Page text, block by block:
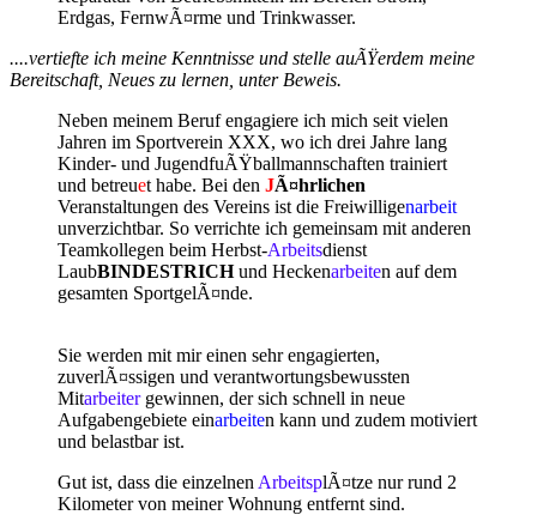
Erdgas, FernwÃ¤rme und Trinkwasser.
....vertiefte ich meine Kenntnisse und stelle auÃŸerdem meine
Bereitschaft, Neues zu lernen, unter Beweis.
Neben meinem Beruf engagiere ich mich seit vielen
Jahren im Sportverein XXX, wo ich drei Jahre lang
Kinder- und JugendfuÃŸballmannschaften trainiert
und betreuet habe. Bei den JÃ¤hrlichen
Veranstaltungen des Vereins ist die Freiwilligenarbeit
unverzichtbar. So verrichte ich gemeinsam mit anderen
Teamkollegen beim Herbst-Arbeitsdienst
LaubBINDESTRICHund Heckenarbeiten auf dem
gesamten SportgelÃ¤nde.
Sie werden mit mir einen sehr engagierten,
zuverlÃ¤ssigen und verantwortungsbewussten
Mitarbeitergewinnen, der sich schnell in neue
Aufgabengebiete einarbeiten kann und zudem motiviert
und belastbar ist.
Gut ist, dass die einzelnen ArbeitsplÃ¤tze nur rund 2
Kilometer von meiner Wohnung entfernt sind.